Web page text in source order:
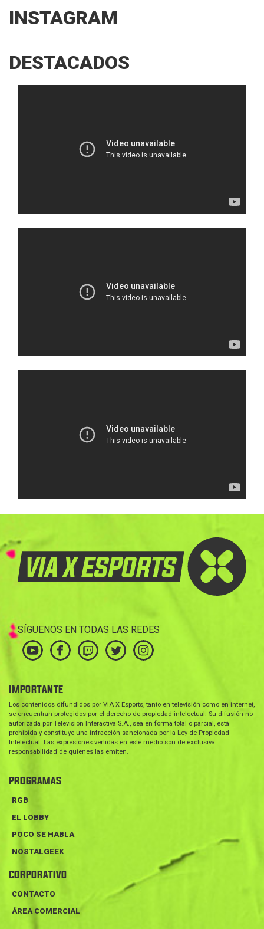
INSTAGRAM
DESTACADOS
SÍGUENOS EN TODAS LAS REDES
IMPORTANTE
Los contenidos difundidos por VIA X Esports, tanto en televisión como en internet,
se encuentran protegidos por el derecho de propiedad intelectual. Su difusión no
autorizada por Televisión Interactiva S.A., sea en forma total o parcial, está
prohibida y constituye una infracción sancionada por la Ley de Propiedad
Intelectual. Las expresiones vertidas en este medio son de exclusiva
responsabilidad de quienes las emiten.
PROGRAMAS
RGB
EL LOBBY
POCO SE HABLA
NOSTALGEEK
CORPORATIVO
CONTACTO
ÁREA COMERCIAL